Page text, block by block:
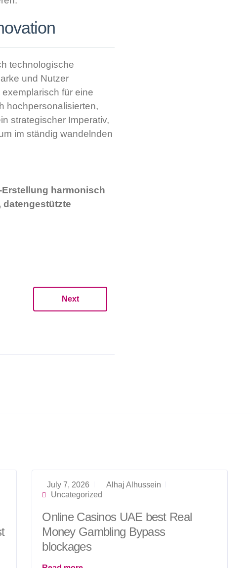
technologische
und Nutzer
für eine
hochpersonalisierten,
strategischer Imperativ,
im ständig wandelnden
harmonisch
datengestützte
Next
July 7, 2026
Alhaj Alhussein
Uncategorized
Online Casinos UAE best Real
Money Gambling Bypass
blockages